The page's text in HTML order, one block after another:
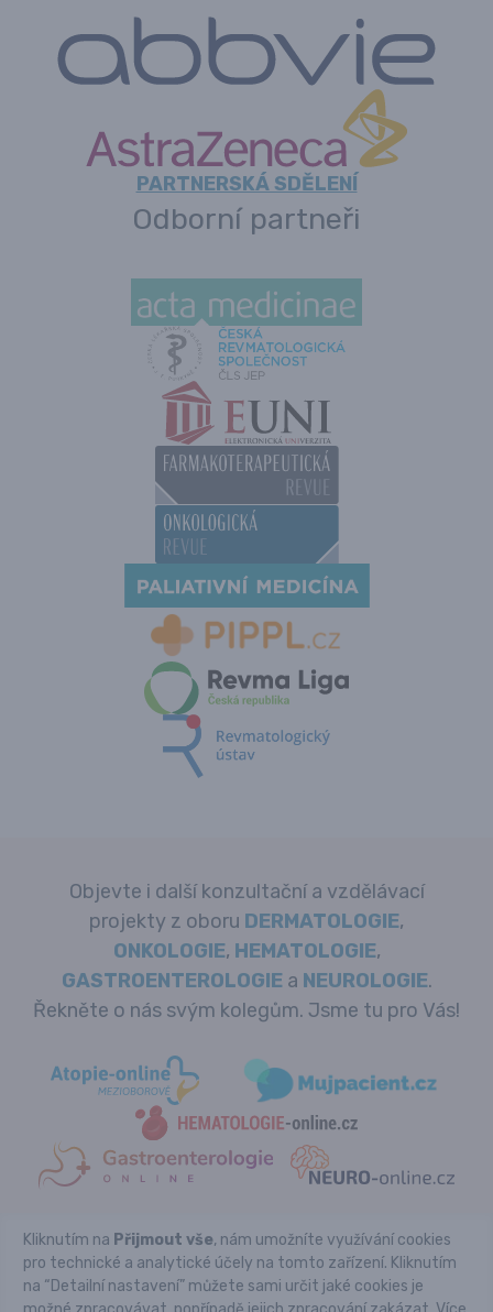
PARTNERSKÁ SDĚLENÍ
Odborní partneři
Objevte i další konzultační a vzdělávací
projekty z oboru DERMATOLOGIE,
ONKOLOGIE, HEMATOLOGIE,
GASTROENTEROLOGIEa NEUROLOGIE.
Řekněte o nás svým kolegům. Jsme tu pro Vás!
Copyright © REVMA-online.cz 2026
Powered by Pears Health Cyber Europe, s.r.o. All Rights
Reserved.
Kliknutím na Přijmout vše, nám umožníte využívání cookies
pro technické a analytické účely na tomto zařízení. Kliknutím
na “Detailní nastavení” můžete sami určit jaké cookies je